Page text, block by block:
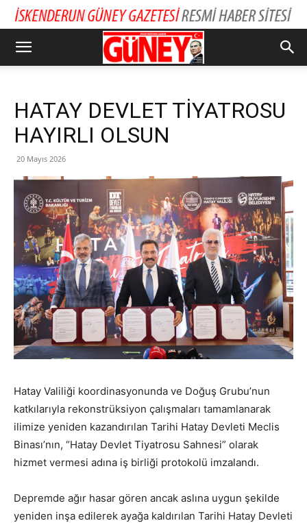
HATAY DEVLET TİYATROSU
HAYIRLI OLSUN
20 Mayıs 2026
Hatay Valiliği koordinasyonunda ve Doğuş Grubu’nun
katkılarıyla rekonstrüksiyon çalışmaları tamamlanarak
ilimize yeniden kazandırılan Tarihi Hatay Devleti Meclis
Binası’nın, “Hatay Devlet Tiyatrosu Sahnesi” olarak
hizmet vermesi adına iş birliği protokolü imzalandı.
Depremde ağır hasar gören ancak aslına uygun şekilde
yeniden inşa edilerek ayağa kaldırılan Tarihi Hatay Devleti